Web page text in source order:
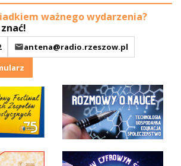
ważnego wydarzenia?
antena@radio.rzeszow.pl